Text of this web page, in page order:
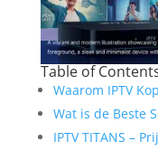
Table of
Waarom IPTV
Wat is de Beste
IPTV TITANS –